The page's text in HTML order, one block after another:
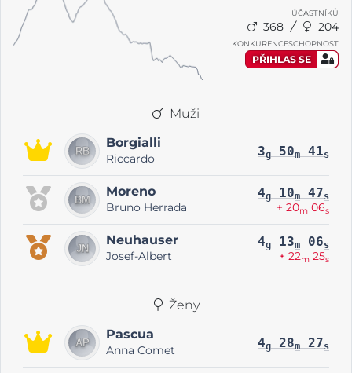
ÚČASTNÍKŮ
368 204
KONKURENCESCHOPNOST
PŘIHLAS SE
Muži
Borgialli
Riccardo 3g 50m 41s
Moreno
Bruno Herrada
4g 10m 47s
+ 20m 06s
Neuhauser
Josef-Albert
4g 13m 06s
+ 22m 25s
Ženy
Pascua
Anna Comet 4g 28m 27s